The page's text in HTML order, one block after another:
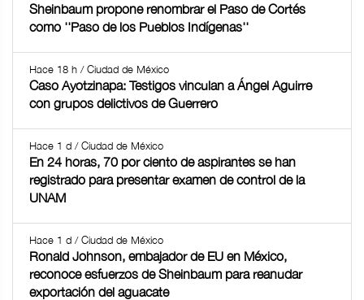
Sheinbaum propone renombrar el Paso de Cortés
como ''Paso de los Pueblos Indígenas''
Hace 18 h / Ciudad de México
Caso Ayotzinapa: Testigos vinculan a Ángel Aguirre
con grupos delictivos de Guerrero
Hace 1 d / Ciudad de México
En 24 horas, 70 por ciento de aspirantes se han
registrado para presentar examen de control de la
UNAM
Hace 1 d / Ciudad de México
Ronald Johnson, embajador de EU en México,
reconoce esfuerzos de Sheinbaum para reanudar
exportación del aguacate